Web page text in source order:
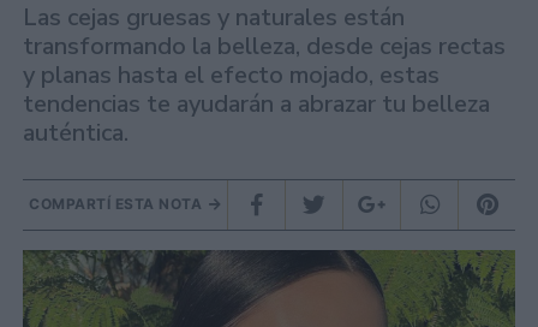
Las cejas gruesas y naturales están
transformando la belleza, desde cejas rectas
y planas hasta el efecto mojado, estas
tendencias te ayudarán a abrazar tu belleza
auténtica.
COMPARTÍ ESTA NOTA